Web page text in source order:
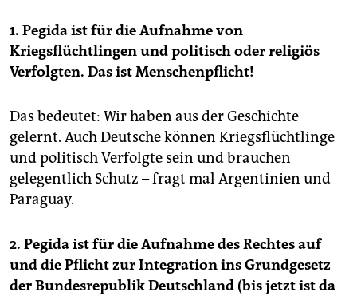
1. Pegida ist für die Aufnahme von
Kriegsflüchtlingen und politisch oder religiös
Verfolgten. Das ist Menschenpflicht!
Das bedeutet: Wir haben aus der Geschichte
gelernt. Auch Deutsche können Kriegsflüchtlinge
und politisch Verfolgte sein und brauchen
gelegentlich Schutz – fragt mal Argentinien und
Paraguay.
2. Pegida ist für die Aufnahme des Rechtes auf
und die Pflicht zur Integration ins Grundgesetz
der Bundesrepublik Deutschland (bis jetzt ist da